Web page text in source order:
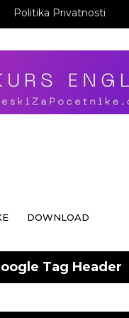
Politika Privatnosti
DOWNLOAD
Tag Header